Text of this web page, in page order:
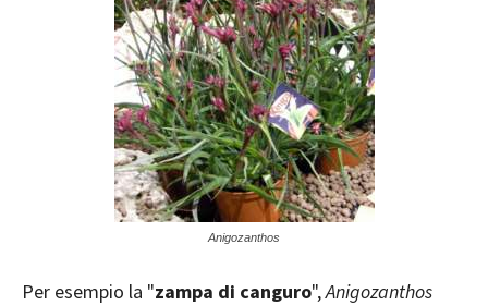
Anigozanthos
Per esempio la "zampa di canguro",Anigozanthos